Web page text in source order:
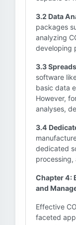
3.2 Data
packages
analyzing
developing
3.3
software
basic data
However,
analyses,
3.4
dedicated
processing,
Chapter 4:
and
Effective
faceted